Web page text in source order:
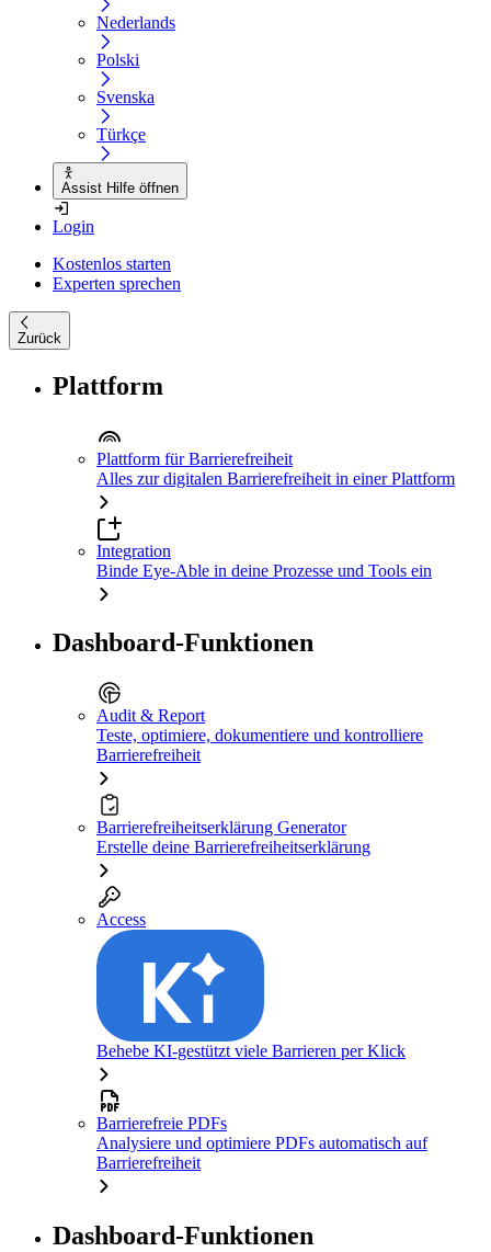
Nederlands
Polski
Svenska
Türkçe
Assist Hilfe öffnen
Login
Kostenlos starten
Experten sprechen
Zurück
Plattform
Plattform für Barrierefreiheit
Alles zur digitalen Barrierefreiheit in einer Plattform
Integration
Binde Eye-Able in deine Prozesse und Tools ein
Dashboard-Funktionen
Audit & Report
Teste, optimiere, dokumentiere und kontrolliere
Barrierefreiheit
Barrierefreiheitserklärung Generator
Erstelle deine Barrierefreiheitserklärung
Access
Behebe KI-gestützt viele Barrieren per Klick
Barrierefreie PDFs
Analysiere und optimiere PDFs automatisch auf
Barrierefreiheit
Dashboard-Funktionen